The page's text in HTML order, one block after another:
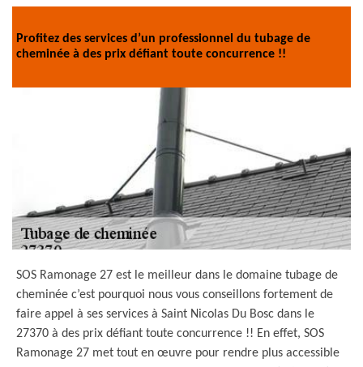
Profitez des services d’un professionnel du tubage de
cheminée à des prix défiant toute concurrence !!
SOS Ramonage 27 est le meilleur dans le domaine tubage de
cheminée c’est pourquoi nous vous conseillons fortement de
faire appel à ses services à Saint Nicolas Du Bosc dans le
27370 à des prix défiant toute concurrence !! En effet, SOS
Ramonage 27 met tout en œuvre pour rendre plus accessible